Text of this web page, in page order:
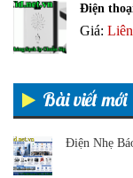
Điện
Giá:
Bài viết mới
Điện Nhẹ